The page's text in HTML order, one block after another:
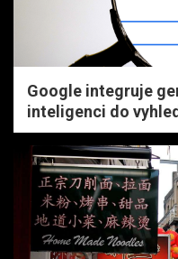
Google integruje
inteligenci do